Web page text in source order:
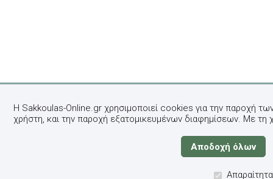
Η Sakkoulas-Online.gr χρησιμοποιεί cookies για την παροχή
χρήστη, και την παροχή εξατομικευμένων διαφημίσεων. Με